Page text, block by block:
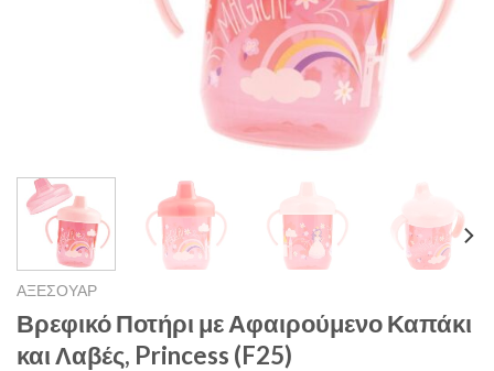
ΑΞΕΣΟΥΑΡ
Βρεφικό Ποτήρι με Αφαιρούμενο Καπάκι
και Λαβές, Princess (F25)